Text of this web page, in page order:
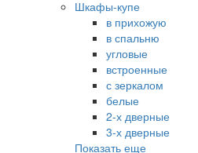
Шкафы-купе
в прихожую
в спальню
угловые
встроенные
с зеркалом
белые
2-х дверные
3-х дверные
Показать еще